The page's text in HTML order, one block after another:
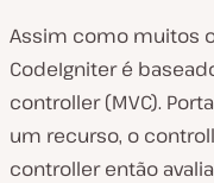
Assim como muitos
CodeIgniter é
controller (MVC).
um recurso, o
controller então